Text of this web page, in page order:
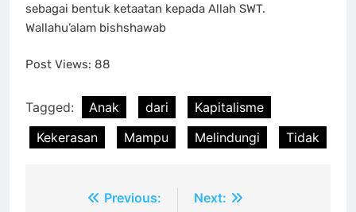
sebagai bentuk ketaatan kepada Allah SWT.
Wallahu’alam bishshawab
Post Views: 88
Tagged: Anak dari
Kapitalisme
Kekerasan
Mampu Melindungi Tidak
Previous:
Next: